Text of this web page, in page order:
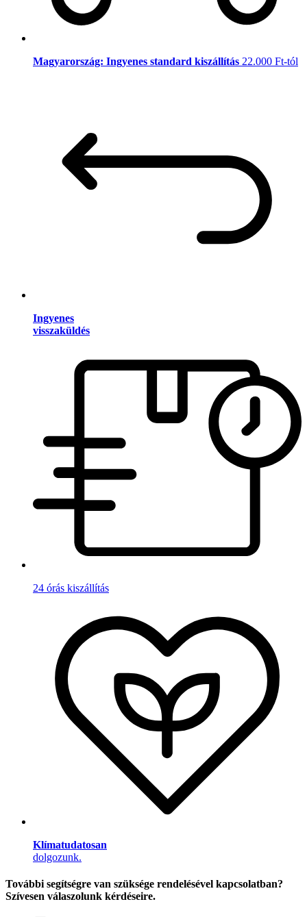
Magyarország: Ingyenes standard kiszállítás 22.000 Ft-tól
Ingyenes
visszaküldés
24 órás kiszállítás
Klímatudatosan
dolgozunk.
További segítségre van szüksége rendelésével kapcsolatban?
Szívesen válaszolunk kérdéseire.